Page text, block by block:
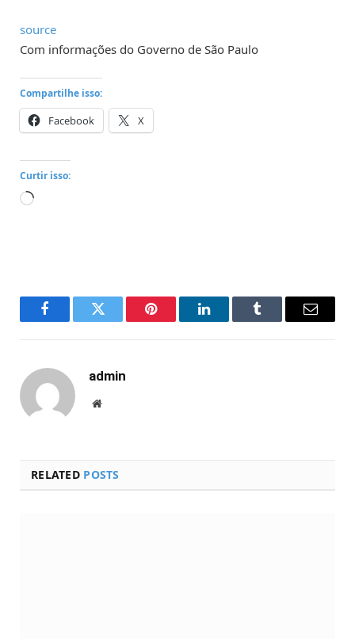
source
Com informações do Governo de São Paulo
Compartilhe isso:
Facebook X
Curtir isso:
Carregando...
FacebookTwitter Pinterest LinkedInTumblr Email
admin
Website
RELATED POSTS